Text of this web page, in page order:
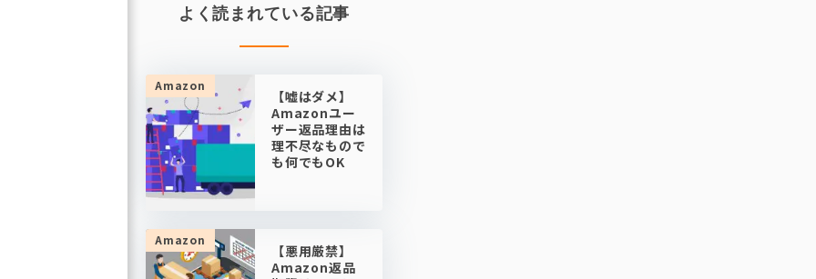
シ
よく読まれている記事
Amazon
【嘘はダメ】
Amazonユー
ザー返品理由は
理不尽なもので
も何でもOK
Amazon
【悪用厳禁】
Amazon返品